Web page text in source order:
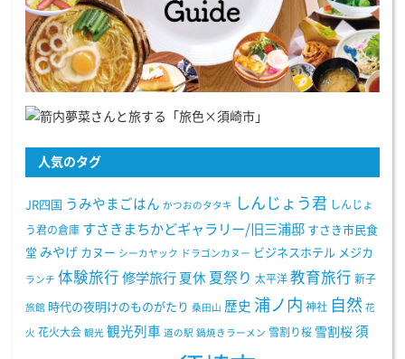
人気のタグ
JR四国 うみやまごはん かつおのタタキ しんじょう君 しんじょ
う君の倉庫 すさきまちかどギャラリー/旧三浦邸 すさき市民食
堂 みやげ カヌー シーカヤック ドラゴンカヌー ビジネスホテル メジカ
ランチ 体験旅行 修学旅行 夏休 夏祭り 太平洋 教育旅行 新子
旅館 時代の夜明けのものがたり 桑田山 歴史 浦ノ内 神社 自然 花
火 花火大会 観光 観光列車 道の駅 鍋焼きラーメン 雪割り桜 雪割桜 須